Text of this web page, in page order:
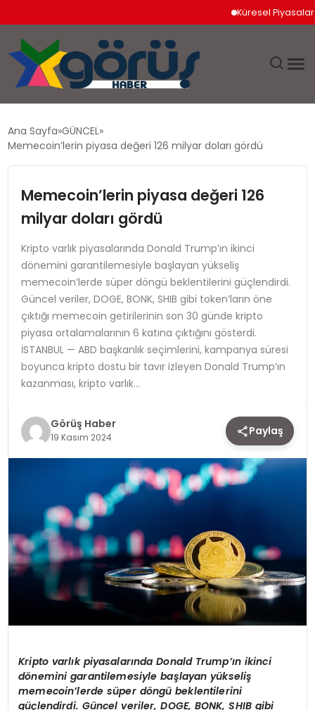
Küresel Piyasalarda
GÜNDEM
MAGAZIN
SAĞLIK
SPOR
TEKNOLOJI
YAŞAM
Ana Sayfa GÜNCEL
Memecoin’lerin piyasa değeri 126 milyar doları gördü
Memecoin’lerin piyasa değeri 126
milyar doları gördü
Kripto varlık piyasalarında Donald Trump’ın ikinci
dönemini garantilemesiyle başlayan yükseliş
memecoin’lerde süper döngü beklentilerini güçlendirdi.
Güncel veriler, DOGE, BONK, SHIB gibi token’ların öne
çıktığı memecoin getirilerinin son 30 günde kripto
piyasa ortalamalarının 6 katına çıktığını gösterdi.
İSTANBUL — ABD başkanlık seçimlerini, kampanya süresi
boyunca kripto dostu bir tavır izleyen Donald Trump’ın
kazanması, kripto varlık…
Görüş Haber
19 Kasım 2024 Paylaş
Kripto varlık piyasalarında Donald Trump’ın ikinci
dönemini garantilemesiyle başlayan yükseliş
memecoin’lerde süper döngü beklentilerini
güçlendirdi. Güncel veriler, DOGE, BONK, SHIB gibi